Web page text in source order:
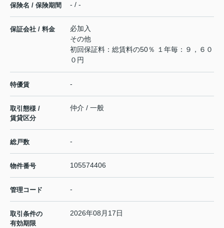
保険名 / 保険期間 - / -
保証会社 / 料金
必加入
その他
初回保証料：総賃料の50％ １年毎：９，６０
０円
特優賃 -
取引態様 /
賃貸区分
仲介 / 一般
総戸数 -
物件番号 105574406
管理コード -
取引条件の
有効期限
2026年08月17日